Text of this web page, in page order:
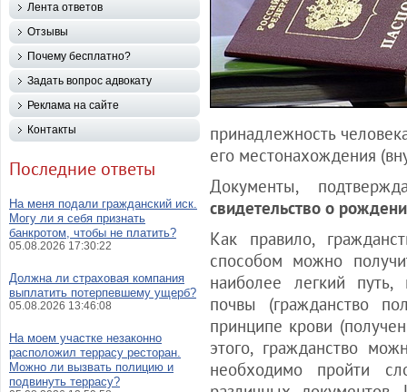
принадлежность
его местонахождения
Документы,
свидетельство о
Как правило,
способом можно
наиболее легкий
почвы (гражданство
принципе крови
этого, гражданство
необходимо пройти
Лента ответов
Отзывы
Почему бесплатно?
Задать вопрос адвокату
Реклама на сайте
Контакты
Последние ответы
На меня подали гражданский иск.
Могу ли я себя признать
банкротом, чтобы не платить?
05.08.2026 17:30:22
Должна ли страховая компания
выплатить потерпевшему ущерб?
05.08.2026 13:46:08
На моем участке незаконно
расположил террасу ресторан.
Можно ли вызвать полицию и
подвинуть террасу?